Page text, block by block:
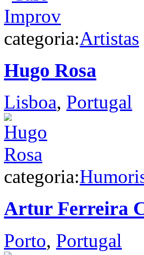
categoria:Artistas
Hugo Rosa
Lisboa, Portugal
categoria:
Artur Ferreira
Porto, Portugal